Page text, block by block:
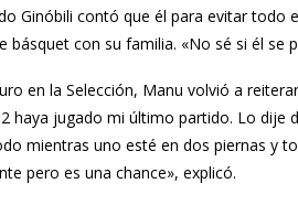
Ginóbili contó que él para evitar todo
básquet con su familia. «No sé si él se
en la Selección, Manu volvió a
haya jugado mi último partido. Lo dije
mientras uno esté en dos piernas y
pero es una chance», explicó.